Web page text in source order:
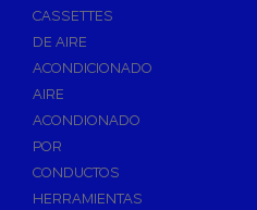
Cisternas Empotradas
Seguridad en el Baño
Wellness
Calefacción y A.C.S
Accesorios de Calefacción
Vasos de Expansión
CASSETTES
DE AIRE
ACONDICIONADO
AIRE
ACONDIONADO
POR
CONDUCTOS
HERRAMIENTAS